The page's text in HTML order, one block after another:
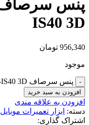
IS40 3D
956,340 تومان
موجود
پنس سرصاف LUOWEI LW-IS40 3D عدد
افزودن به سبد خرید
افزودن به علاقه مندی
دسته: ابزار تعمیرات موبایل
اشتراک گذاری: